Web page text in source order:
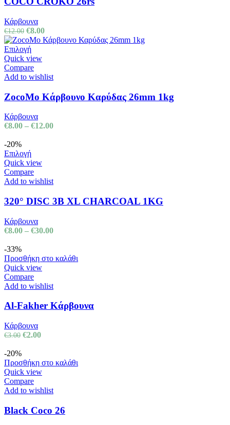
Κάρβουνα
€12.00 €8.00
Επιλογή
Quick view
Compare
Add to wishlist
ZocoMo Κάρβουνο Καρύδας 26mm 1kg
Κάρβουνα
€8.00 – €12.00
-20%
Επιλογή
Quick view
Compare
Add to wishlist
320° DISC 3B XL CHARCOAL 1KG
Κάρβουνα
€8.00 – €30.00
-33%
Προσθήκη στο καλάθι
Quick view
Compare
Add to wishlist
Al-Fakher Kάρβουνα
Κάρβουνα
€3.00 €2.00
-20%
Προσθήκη στο καλάθι
Quick view
Compare
Add to wishlist
Black Coco 26